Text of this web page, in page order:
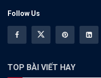
Follow Us
TOP BÀI VIẾT HAY